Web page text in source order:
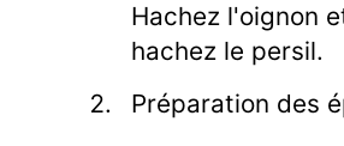
Hachez l'oignon
hachez le persil.
Préparation des